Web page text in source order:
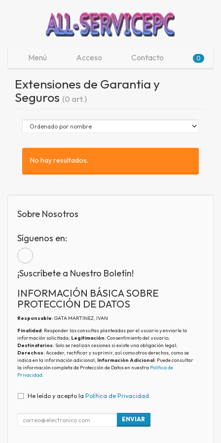
Menú Acceso Contacto 0
Extensiones de Garantia y
Seguros (0 art.)
No hay resultados.
Sobre Nosotros
Síguenos en:
¡Suscríbete a Nuestro Boletín!
INFORMACIÓN BÁSICA SOBRE
PROTECCIÓN DE DATOS
Responsable: GATA MARTINEZ, IVAN
Finalidad: Responder las consultas planteadas por el usuario y enviarle la
información solicitada; Legitimación: Consentimiento del usuario;
Destinatarios: Solo se realizan cesiones si existe una obligación legal;
Derechos: Acceder, rectificar y suprimir, así como otros derechos, como se
indica en la información adicional; Información Adicional: Puede consultar
la información completa de Protección de Datos en nuestra Política de
Privacidad.
He leído y acepto la Política de Privacidad
ENVIAR